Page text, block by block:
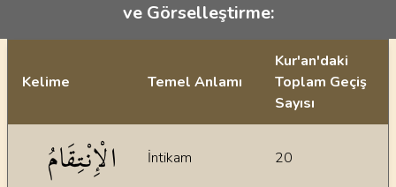
ve Görselleştirme:
Kelime Temel Anlamı
Kur'an'daki
Toplam Geçiş
Sayısı
الْإِنْتِقَامُ İntikam 20